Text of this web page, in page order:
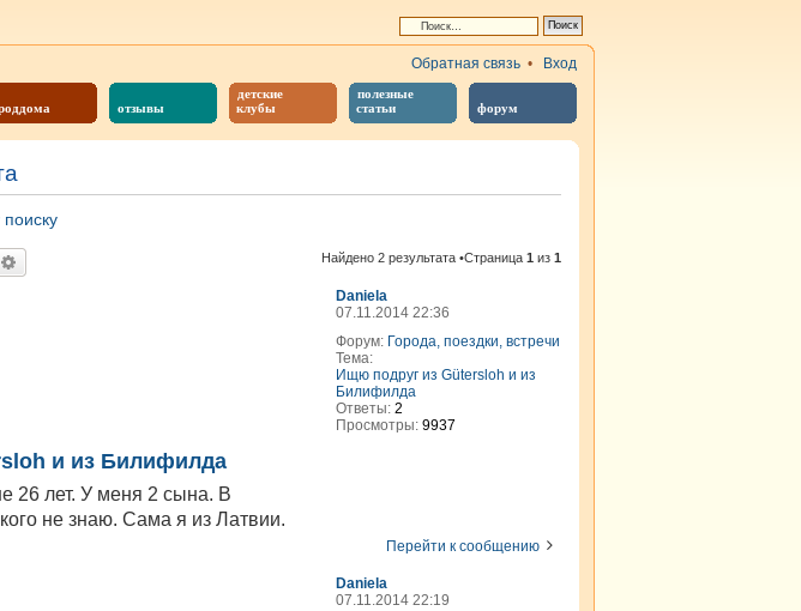
отзывы
детские
клубы
полезные
статьи
форум
Обратная связь • Вход
Найдено 2 результата •Страница 1 из 1
Daniela
07.11.2014 22:36
Форум: Города, поездки, встречи
Тема:
Ищю подруг из Gütersloh и из
Билифилда
Ответы: 2
Просмотры: 9937
и из Билифилда
26 лет. У меня 2 сына. В
не знаю. Сама я из Латвии.
Перейти к сообщению
Daniela
07.11.2014 22:19